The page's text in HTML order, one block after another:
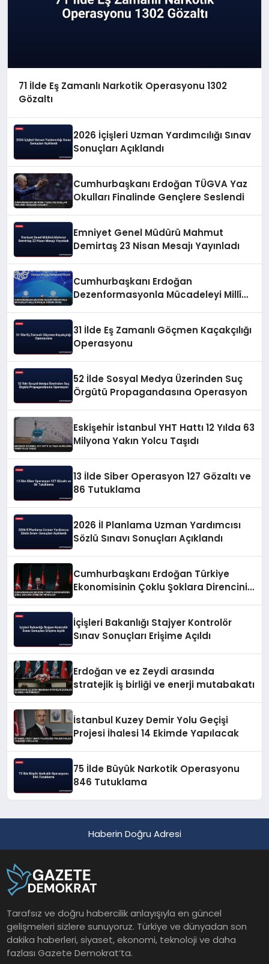
71 İlde Eş Zamanlı Narkotik Operasyonu 1302
Gözaltı
2026 İçişleri Uzman Yardımcılığı Sınav
Sonuçları Açıklandı
Cumhurbaşkanı Erdoğan TÜGVA Yaz
Okulları Finalinde Gençlere Seslendi
Emniyet Genel Müdürü Mahmut
Demirtaş 23 Nisan Mesajı Yayınladı
Cumhurbaşkanı Erdoğan
Dezenformasyonla Mücadeleyi Millî
31 İlde Eş Zamanlı Göçmen Kaçakçılığı
Operasyonu
52 İlde Sosyal Medya Üzerinden Suç
Örgütü Propagandasına Operasyon
Eskişehir İstanbul YHT Hattı 12 Yılda 63
Milyona Yakın Yolcu Taşıdı
13 İlde Siber Operasyon 127 Gözaltı ve
86 Tutuklama
2026 İl Planlama Uzman Yardımcısı
Sözlü Sınavı Sonuçları Açıklandı
Cumhurbaşkanı Erdoğan Türkiye
Ekonomisinin Çoklu Şoklara Direncini
İçişleri Bakanlığı Stajyer Kontrolör
Sınav Sonuçları Erişime Açıldı
Erdoğan ve ez Zeydi arasında
stratejik iş birliği ve enerji mutabakatı
İstanbul Kuzey Demir Yolu Geçişi
Projesi İhalesi 14 Ekimde Yapılacak
75 İlde Büyük Narkotik Operasyonu
846 Tutuklama
Haberin Doğru Adresi
Tarafsız ve doğru habercilik anlayışıyla en güncel
gelişmeleri sizlere sunuyoruz. Türkiye ve dünyadan son
dakika haberleri, siyaset, ekonomi, teknoloji ve daha
fazlası Gazete Demokrat’ta.